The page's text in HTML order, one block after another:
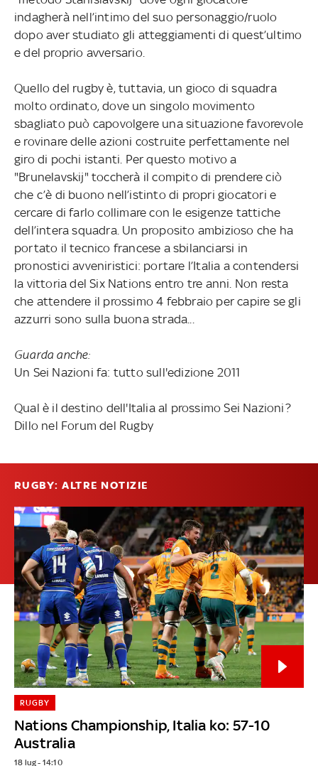
indagherà nell’intimo del suo personaggio/ruolo
dopo aver studiato gli atteggiamenti di quest’ultimo
e del proprio avversario.
Quello del rugby è, tuttavia, un gioco di squadra
molto ordinato, dove un singolo movimento
sbagliato può capovolgere una situazione favorevole
e rovinare delle azioni costruite perfettamente nel
giro di pochi istanti. Per questo motivo a
"Brunelavskij" toccherà il compito di prendere ciò
che c’è di buono nell’istinto di propri giocatori e
cercare di farlo collimare con le esigenze tattiche
dell’intera squadra. Un proposito ambizioso che ha
portato il tecnico francese a sbilanciarsi in
pronostici avveniristici: portare l’Italia a contendersi
la vittoria del Six Nations entro tre anni. Non resta
che attendere il prossimo 4 febbraio per capire se gli
azzurri sono sulla buona strada...
Guarda anche:
Un Sei Nazioni fa: tutto sull'edizione 2011
Qual è il destino dell'Italia al prossimo Sei Nazioni?
Dillo nel Forum del Rugby
RUGBY: ALTRE NOTIZIE
Nations Championship, Italia ko: 57-10
Australia
RUGBY
18 lug - 14:10